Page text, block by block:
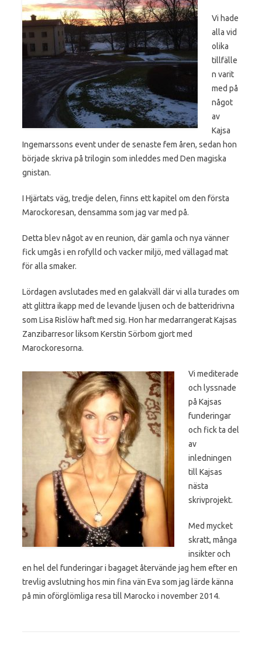
Vi hade
alla vid
olika
tillfälle
n varit
med på
något
av
Kajsa
Ingemarssons event under de senaste fem åren, sedan hon
började skriva på trilogin som inleddes med Den magiska
gnistan.
I Hjärtats väg, tredje delen, finns ett kapitel om den första
Marockoresan, densamma som jag var med på.
Detta blev något av en reunion, där gamla och nya vänner
fick umgås i en rofylld och vacker miljö, med vällagad mat
för alla smaker.
Lördagen avslutades med en galakväll där vi alla turades om
att glittra ikapp med de levande ljusen och de batteridrivna
som Lisa Rislöw haft med sig. Hon har medarrangerat Kajsas
Zanzibarresor liksom Kerstin Sörbom gjort med
Marockoresorna.
Vi mediterade
och lyssnade
på Kajsas
funderingar
och fick ta del
av
inledningen
till Kajsas
nästa
skrivprojekt.
Med mycket
skratt, många
insikter och
en hel del funderingar i bagaget återvände jag hem efter en
trevlig avslutning hos min fina vän Eva som jag lärde känna
på min oförglömliga resa till Marocko i november 2014.